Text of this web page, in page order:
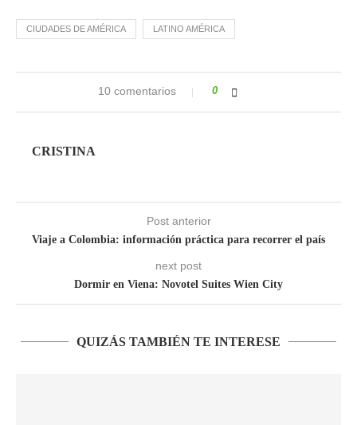
CIUDADES DE AMÉRICA LATINO AMÉRICA
10 comentarios 0
CRISTINA
Post anterior
Viaje a Colombia: información práctica para recorrer el país
next post
Dormir en Viena: Novotel Suites Wien City
QUIZÁS TAMBIÉN TE INTERESE